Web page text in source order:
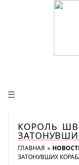
☰
КОРОЛЬ
ГЛАВНАЯ »
ЗАТОНУВШИХ